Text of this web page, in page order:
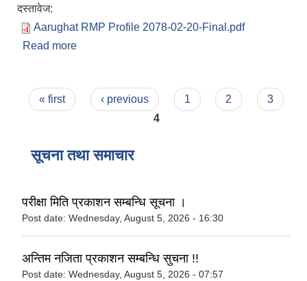
दस्तावेज:
Aarughat RMP Profile 2078-02-20-Final.pdf
Read more
Pages
« first ‹ previous 1 2
3
4
सूचना तथा समाचार
परीक्षा मिति प्रकाशन सम्बन्धि सूचना ।
Post date: Wednesday, August 5, 2026 - 16:30
अन्तिम नजिता प्रकाशन सम्बन्धि सुचना !!
Post date: Wednesday, August 5, 2026 - 07:57